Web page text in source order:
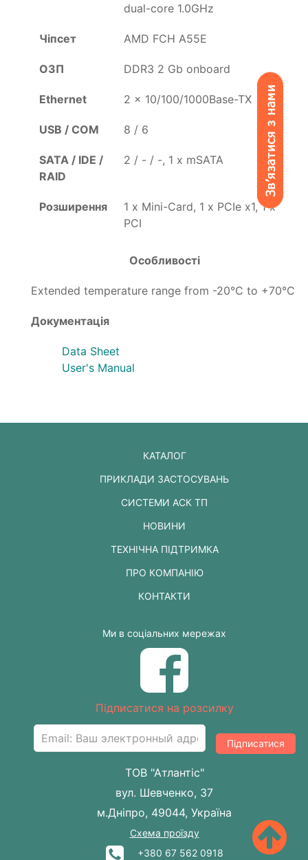
dual-core 1.0GHz
Чіпсет AMD FCH A55E
ОЗП DDR3 2 Gb onboard
Ethernet 2 x 10/100/1000Base-TX
USB / COM 8 / 6
SATA / IDE /
RAID
2 / - / -, 1 x mSATA
Розширення
1 x Mini-Card, 1 x PCIe x1, 1 x
PCI
Особливості
Extended temperature range from -20°C to +70°C
Документація
Data Sheet
User's Manual
КАТАЛОГ
ПРИКЛАДИ ЗАСТОСУВАНЬ
СИСТЕМИ АСК ТП
НОВИНИ
ТЕХНІЧНА ПІДТРИМКА
ПРО КОМПАНІЮ
КОНТАКТИ
Ми в соціальних мережах
Підписатися на розсилку
Підписатися
ТОВ "Атлантіс"
вул. Шевченко, 37
м.Дніпро, 49044, Україна
Схема проїзду
+380 67 562 0918